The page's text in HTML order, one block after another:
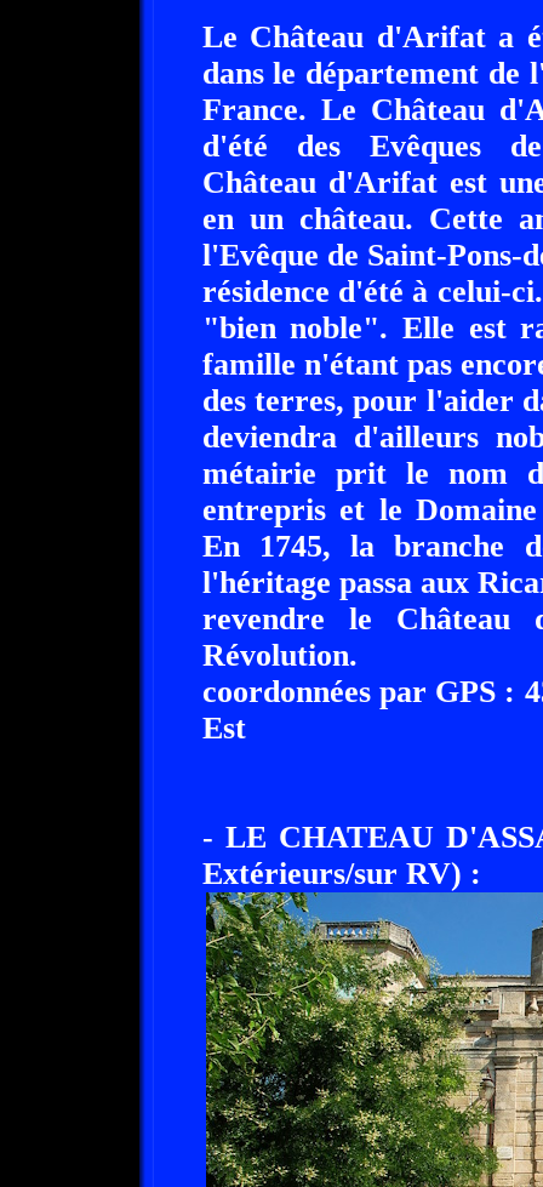
Le Château d'Arifat a
dans le département de
France. Le Château
d'été des Evêques
Château d'Arifat est
en un château. Cette
l'Evêque de Saint-Pons-
résidence d'été à celui-
"bien noble". Elle est
famille n'étant pas
des terres, pour l'aider
deviendra d'ailleurs
métairie prit le nom
entrepris et le
En 1745, la branche
l'héritage passa aux
revendre le
Révolution.
coordonnées par GPS :
Est
- LE CHATEAU
Extérieurs/sur RV) :